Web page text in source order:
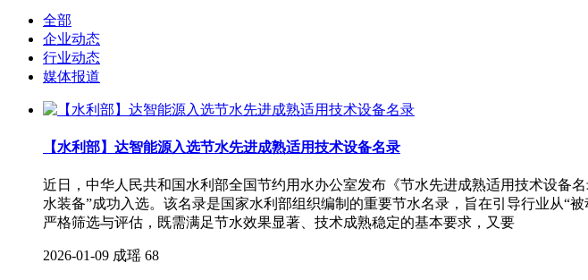
全部
企业动态
行业动态
媒体报道
【水利部】达智能源入选节水先进成熟适用技术设备名录
近日，中华人民共和国水利部全国节约用水办公室发布《节水先进成熟适用技术设备
水装备”成功入选。该名录是国家水利部组织编制的重要节水名录，旨在引导行业从“
严格筛选与评估，既需满足节水效果显著、技术成熟稳定的基本要求，又要
2026-01-09 成瑶 68